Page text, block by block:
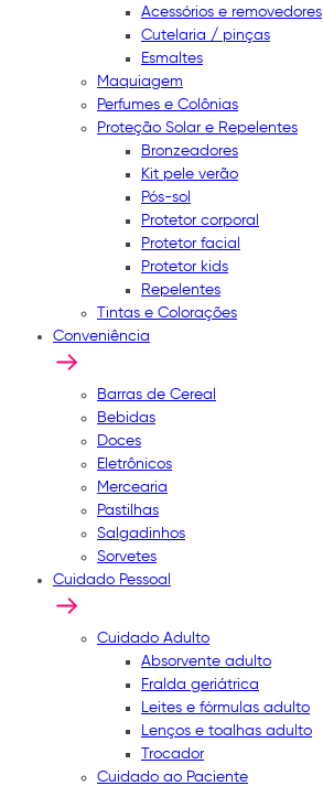
Acessórios e removedores
Cutelaria / pinças
Esmaltes
Maquiagem
Perfumes e Colônias
Proteção Solar e Repelentes
Bronzeadores
Kit pele verão
Pós-sol
Protetor corporal
Protetor facial
Protetor kids
Repelentes
Tintas e Colorações
Conveniência
Barras de Cereal
Bebidas
Doces
Eletrônicos
Mercearia
Pastilhas
Salgadinhos
Sorvetes
Cuidado Pessoal
Cuidado Adulto
Absorvente adulto
Fralda geriátrica
Leites e fórmulas adulto
Lenços e toalhas adulto
Trocador
Cuidado ao Paciente